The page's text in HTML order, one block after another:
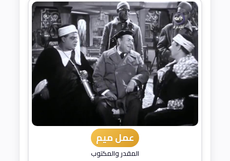
عمل ميم
المقدر والمكتوب